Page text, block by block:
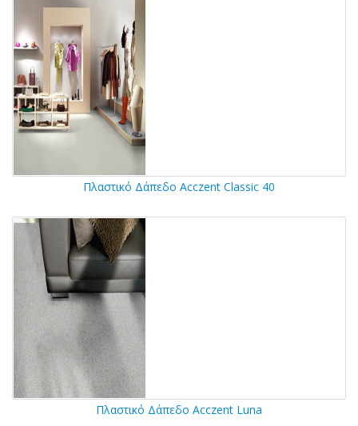
Πλαστικό Δάπεδο Acczent Classic 40
Πλαστικό Δάπεδο Acczent Luna